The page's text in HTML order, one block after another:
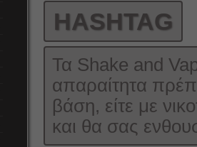
HASHTAG
Τα Shake and
απαραίτητα
βάση, είτε με
και θα σας